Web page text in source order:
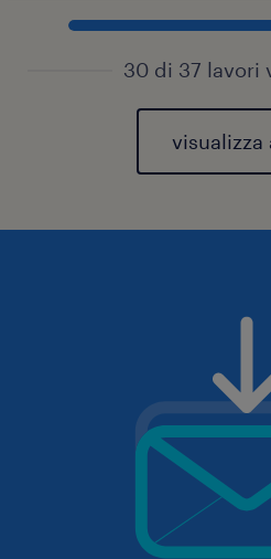
30 di 37 lavori
visualizza